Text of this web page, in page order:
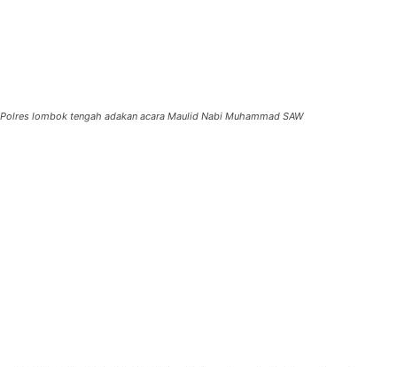
Polres lombok tengah adakan acara Maulid Nabi Muhammad SAW